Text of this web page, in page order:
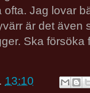
Jag lovar
är det även
Ska
13:10